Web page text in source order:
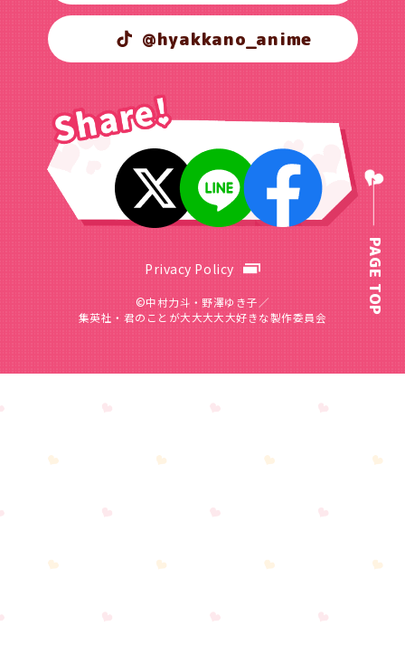
@hyakkano_anime
Privacy Policy
©中村力斗・野澤ゆき子／
集英社・君のことが大大大大大好きな製作委員会
PAGE TOP